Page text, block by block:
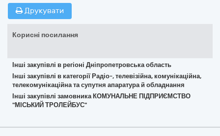
Друкувати
Корисні посилання
Інші закупівлі в регіоні Дніпропетровська область
Інші закупівлі в категорії Радіо-, телевізійна, комунікаційна,
телекомунікаційна та супутня апаратура й обладнання
Інші закупівлі замовника КОМУНАЛЬНЕ ПІДПРИЄМСТВО
"МІСЬКИЙ ТРОЛЕЙБУС"